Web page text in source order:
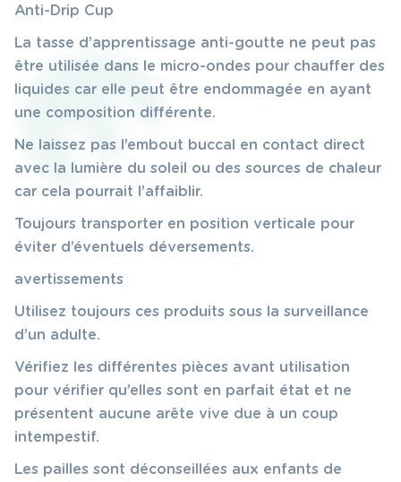
Anti-Drip Cup
La tasse d’apprentissage anti-goutte ne peut pas
être utilisée dans le micro-ondes pour chauffer des
liquides car elle peut être endommagée en ayant
une composition différente.
Ne laissez pas l’embout buccal en contact direct
avec la lumière du soleil ou des sources de chaleur
car cela pourrait l’affaiblir.
Toujours transporter en position verticale pour
éviter d’éventuels déversements.
avertissements
Utilisez toujours ces produits sous la surveillance
d’un adulte.
Vérifiez les différentes pièces avant utilisation
pour vérifier qu’elles sont en parfait état et ne
présentent aucune arête vive due à un coup
intempestif.
Les pailles sont déconseillées aux enfants de